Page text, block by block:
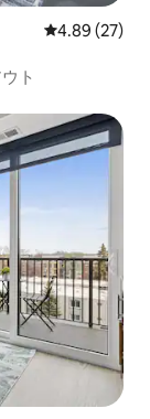
レビュー27
4.89 (27)
ト